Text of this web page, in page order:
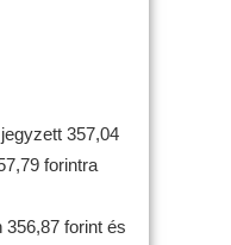
357,04
forintra
forint és